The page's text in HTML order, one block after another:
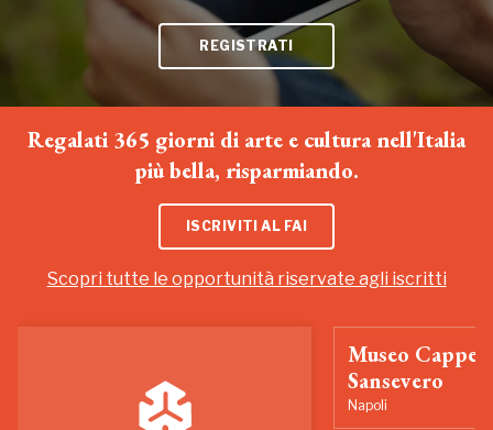
REGISTRATI
Regalati 365 giorni di arte e cultura nell'Italia
più bella, risparmiando.
ISCRIVITI AL FAI
Scopri tutte le opportunità riservate agli iscritti
Museo
Sansevero
Napoli